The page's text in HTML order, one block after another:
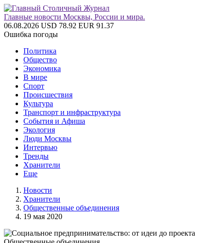
Главные новости Москвы, России и мира.
06.08.2026 USD 78.92 EUR 91.37
Ошибка погоды
Политика
Общество
Экономика
В мире
Спорт
Происшествия
Культура
Транспорт и инфраструктура
События и Афиша
Экология
Люди Москвы
Интервью
Тренды
Хранители
Еще
Новости
Хранители
Общественные объединения
19 мая 2020